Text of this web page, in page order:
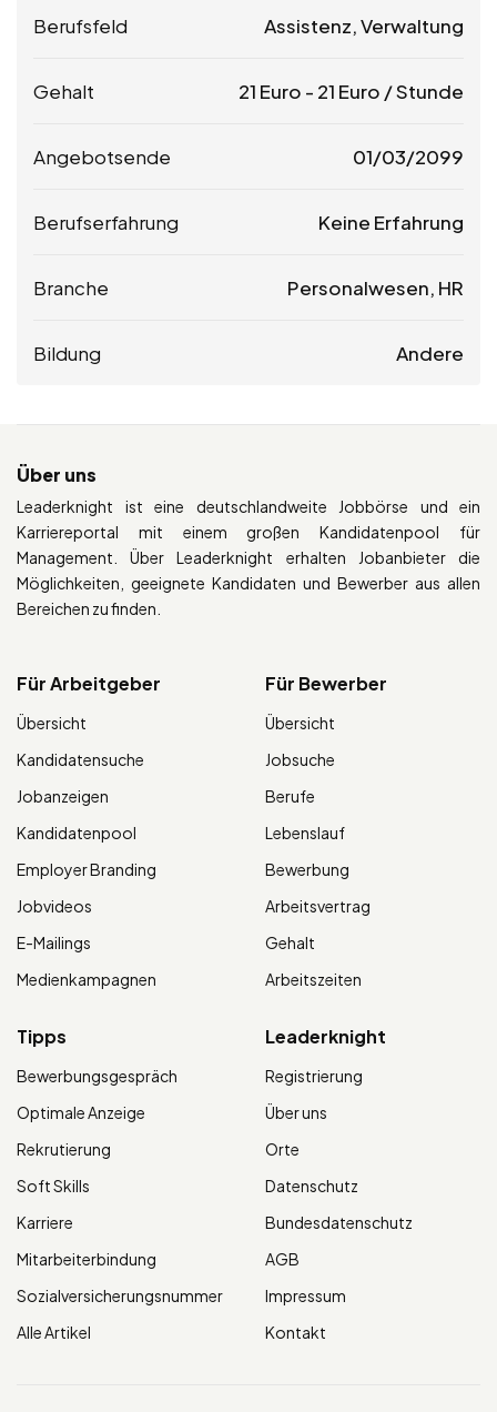
Berufsfeld Assistenz, Verwaltung
Gehalt 21 Euro - 21 Euro / Stunde
Angebotsende 01/03/2099
Berufserfahrung Keine Erfahrung
Branche Personalwesen, HR
Bildung Andere
Über uns
Leaderknight ist eine deutschlandweite Jobbörse und ein
Karriereportal mit einem großen Kandidatenpool für
Management. Über Leaderknight erhalten Jobanbieter die
Möglichkeiten, geeignete Kandidaten und Bewerber aus allen
Bereichen zu finden.
Für Arbeitgeber
Übersicht
Kandidatensuche
Jobanzeigen
Kandidatenpool
Employer Branding
Jobvideos
E-Mailings
Medienkampagnen
Für Bewerber
Übersicht
Jobsuche
Berufe
Lebenslauf
Bewerbung
Arbeitsvertrag
Gehalt
Arbeitszeiten
Tipps
Bewerbungsgespräch
Optimale Anzeige
Rekrutierung
Soft Skills
Karriere
Mitarbeiterbindung
Sozialversicherungsnummer
Alle Artikel
Leaderknight
Registrierung
Über uns
Orte
Datenschutz
Bundesdatenschutz
AGB
Impressum
Kontakt